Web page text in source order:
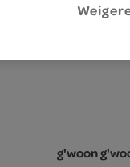
g'woon